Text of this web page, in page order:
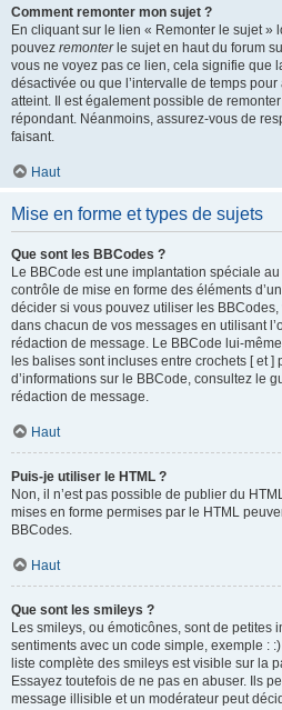
Comment remonter mon sujet ?
En cliquant sur le lien « Remonter le sujet »
pouvez remonterle sujet en haut du forum
vous ne voyez pas ce lien, cela signifie que
désactivée ou que l’intervalle de temps
atteint. Il est également possible de
répondant. Néanmoins, assurez-vous de
faisant.
Haut
Mise en forme et types de sujets
Que sont les BBCodes ?
Le BBCode est une implantation spéciale
contrôle de mise en forme des éléments
décider si vous pouvez utiliser les
dans chacun de vos messages en utilisant
rédaction de message. Le BBCode lui-
les balises sont incluses entre crochets [ et ]
d’informations sur le BBCode, consultez le
rédaction de message.
Haut
Puis-je utiliser le HTML ?
Non, il n’est pas possible de publier du
mises en forme permises par le HTML
BBCodes.
Haut
Que sont les smileys ?
Les smileys, ou émoticônes, sont de petites
sentiments avec un code simple, exemple :
liste complète des smileys est visible sur la
Essayez toutefois de ne pas en abuser. Ils
message illisible et un modérateur peut